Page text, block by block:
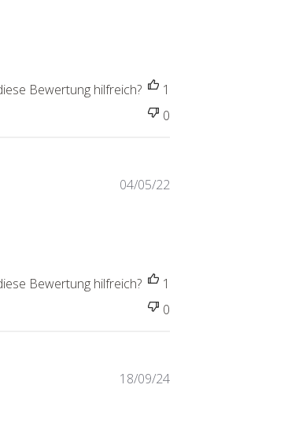
Bewertung hilfreich?
1
0
04/05/22
Bewertung hilfreich?
1
0
18/09/24